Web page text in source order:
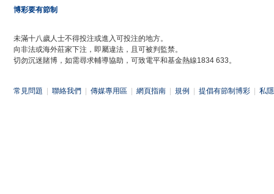
博彩要有節制
未滿十八歲人士不得投注或進入可投注的地方。
向非法或海外莊家下注，即屬違法，且可被判監禁。
切勿沉迷賭博，如需尋求輔導協助，可致電平和基金熱線1834 633。
常見問題 聯絡我們 傳媒專用區 網頁指南 規例 提倡有節制博彩 私